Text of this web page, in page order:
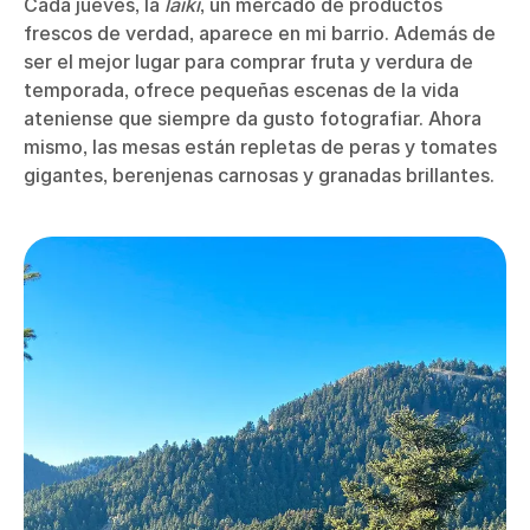
Cada jueves, la laiki, un mercado de productos
frescos de verdad, aparece en mi barrio. Además de
ser el mejor lugar para comprar fruta y verdura de
temporada, ofrece pequeñas escenas de la vida
ateniense que siempre da gusto fotografiar. Ahora
mismo, las mesas están repletas de peras y tomates
gigantes, berenjenas carnosas y granadas brillantes.